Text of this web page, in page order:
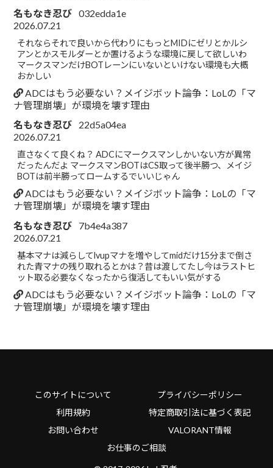
名もなき忍び 032edda1e
2026.07.21
それならそれで良いから代わりにもっとMIDにゼリとかルシ
アンとかスモルダーとか置けるような環境に戻して欲しいわ
マークスマンだけBOTレーンにいないといけない環境も大概
おかしい
ADCはもう必要ない？メイジボット論争：LoLの「マ
ナ管理崩壊」が環境を壊す理由
名もなき忍び
22d5a04ea
2026.07.21
直さなくて良くね？ ADCにマークスマンしかいない方が異常
だったんだよ マークスマンBOTはCS取って後半勝つ、メイジ
BOTは前半勝ってロームするでいいじゃん
ADCはもう必要ない？メイジボット論争：LoLの「マ
ナ管理崩壊」が環境を壊す理由
名もなき忍び
7b4e4a387
2026.07.21
基本マナは減らしてlvupマナを増やしてmidだけ15分まで倒さ
れた青マナの残り取れるとかは？昔は渡してたし今はラストヒ
ット取る必要なくなったから復活してもいい気がする
ADCはもう必要ない？メイジボット論争：LoLの「マ
ナ管理崩壊」が環境を壊す理由
このサイトについて
プライバシーポリシー
利用規約
特定商取引法に基づく表記
お問い合わせ
VALORANT情報
お仕事のご相談